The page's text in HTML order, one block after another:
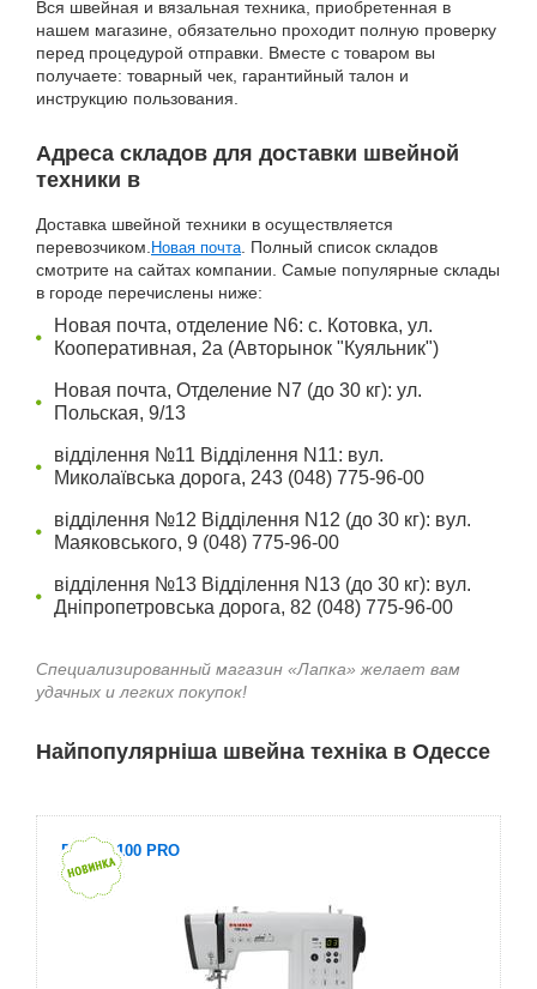
Вся швейная и вязальная техника, приобретенная в
нашем магазине, обязательно проходит полную проверку
перед процедурой отправки. Вместе с товаром вы
получаете: товарный чек, гарантийный талон и
инструкцию пользования.
Адреса складов для доставки швейной
техники в
Доставка швейной техники в осуществляется
перевозчиком. Новая почта . Полный список складов
смотрите на сайтах компании. Самые популярные склады
в городе перечислены ниже:
Новая почта, отделение N6: с. Котовка, ул.
Кооперативная, 2а (Авторынок "Куяльник")
Новая почта, Отделение N7 (до 30 кг): ул.
Польская, 9/13
відділення №11 Відділення N11: вул.
Миколаївська дорога, 243 (048) 775-96-00
відділення №12 Відділення N12 (до 30 кг): вул.
Маяковського, 9 (048) 775-96-00
відділення №13 Відділення N13 (до 30 кг): вул.
Дніпропетровська дорога, 82 (048) 775-96-00
Специализированный магазин «Лапка» желает вам
удачных и легких покупок!
Найпопулярніша швейна техніка в Одессе
Family 100 PRO